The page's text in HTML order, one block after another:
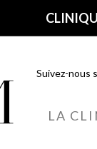
Suivez-nous
LA